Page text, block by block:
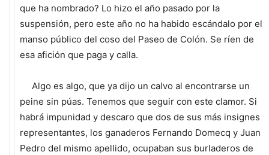
que ha nombrado? Lo hizo el año pasado por la
suspensión, pero este año no ha habido escándalo por el
manso público del coso del Paseo de Colón. Se ríen de
esa afición que paga y calla.
Algo es algo, que ya dijo un calvo al encontrarse un
peine sin púas. Tenemos que seguir con este clamor. Si
habrá impunidad y descaro que dos de sus más insignes
representantes, los ganaderos Fernando Domecq y Juan
Pedro del mismo apellido, ocupaban sus burladeros de